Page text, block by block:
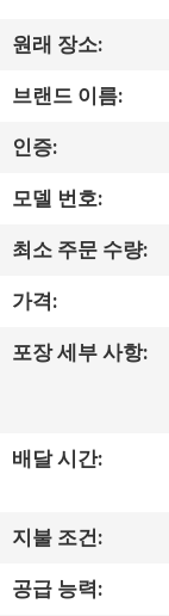
우
리
에
대
하
여
공
여
품
원래 장소:
브랜드 이름:
인증:
모델 번호:
최소 주문 수량:
가격:
포장 세부 사항:
배달 시간:
지불 조건:
공급 능력: